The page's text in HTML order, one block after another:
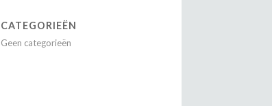
CATEGORIEËN
Geen categorieën